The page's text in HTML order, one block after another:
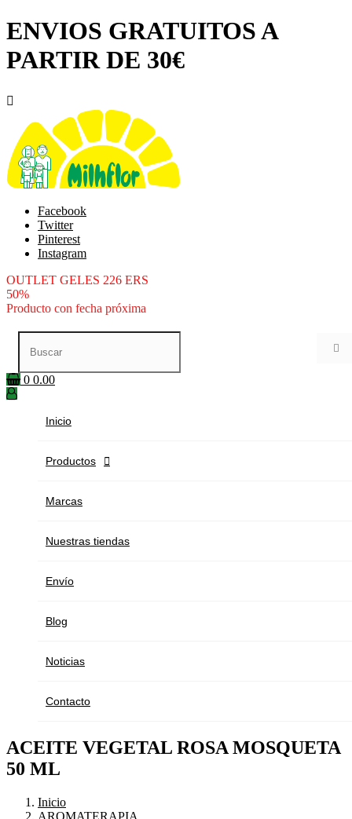
ENVIOS GRATUITOS A
PARTIR DE 30€

Facebook
Twitter
Pinterest
Instagram
OUTLET GELES 226 ERS
50%
Producto con fecha próxima

0 0.00
Inicio
Productos 
Marcas
Nuestras tiendas
Envío
Blog
Noticias
Contacto
ACEITE VEGETAL ROSA MOSQUETA
50 ML
Inicio
AROMATERAPIA